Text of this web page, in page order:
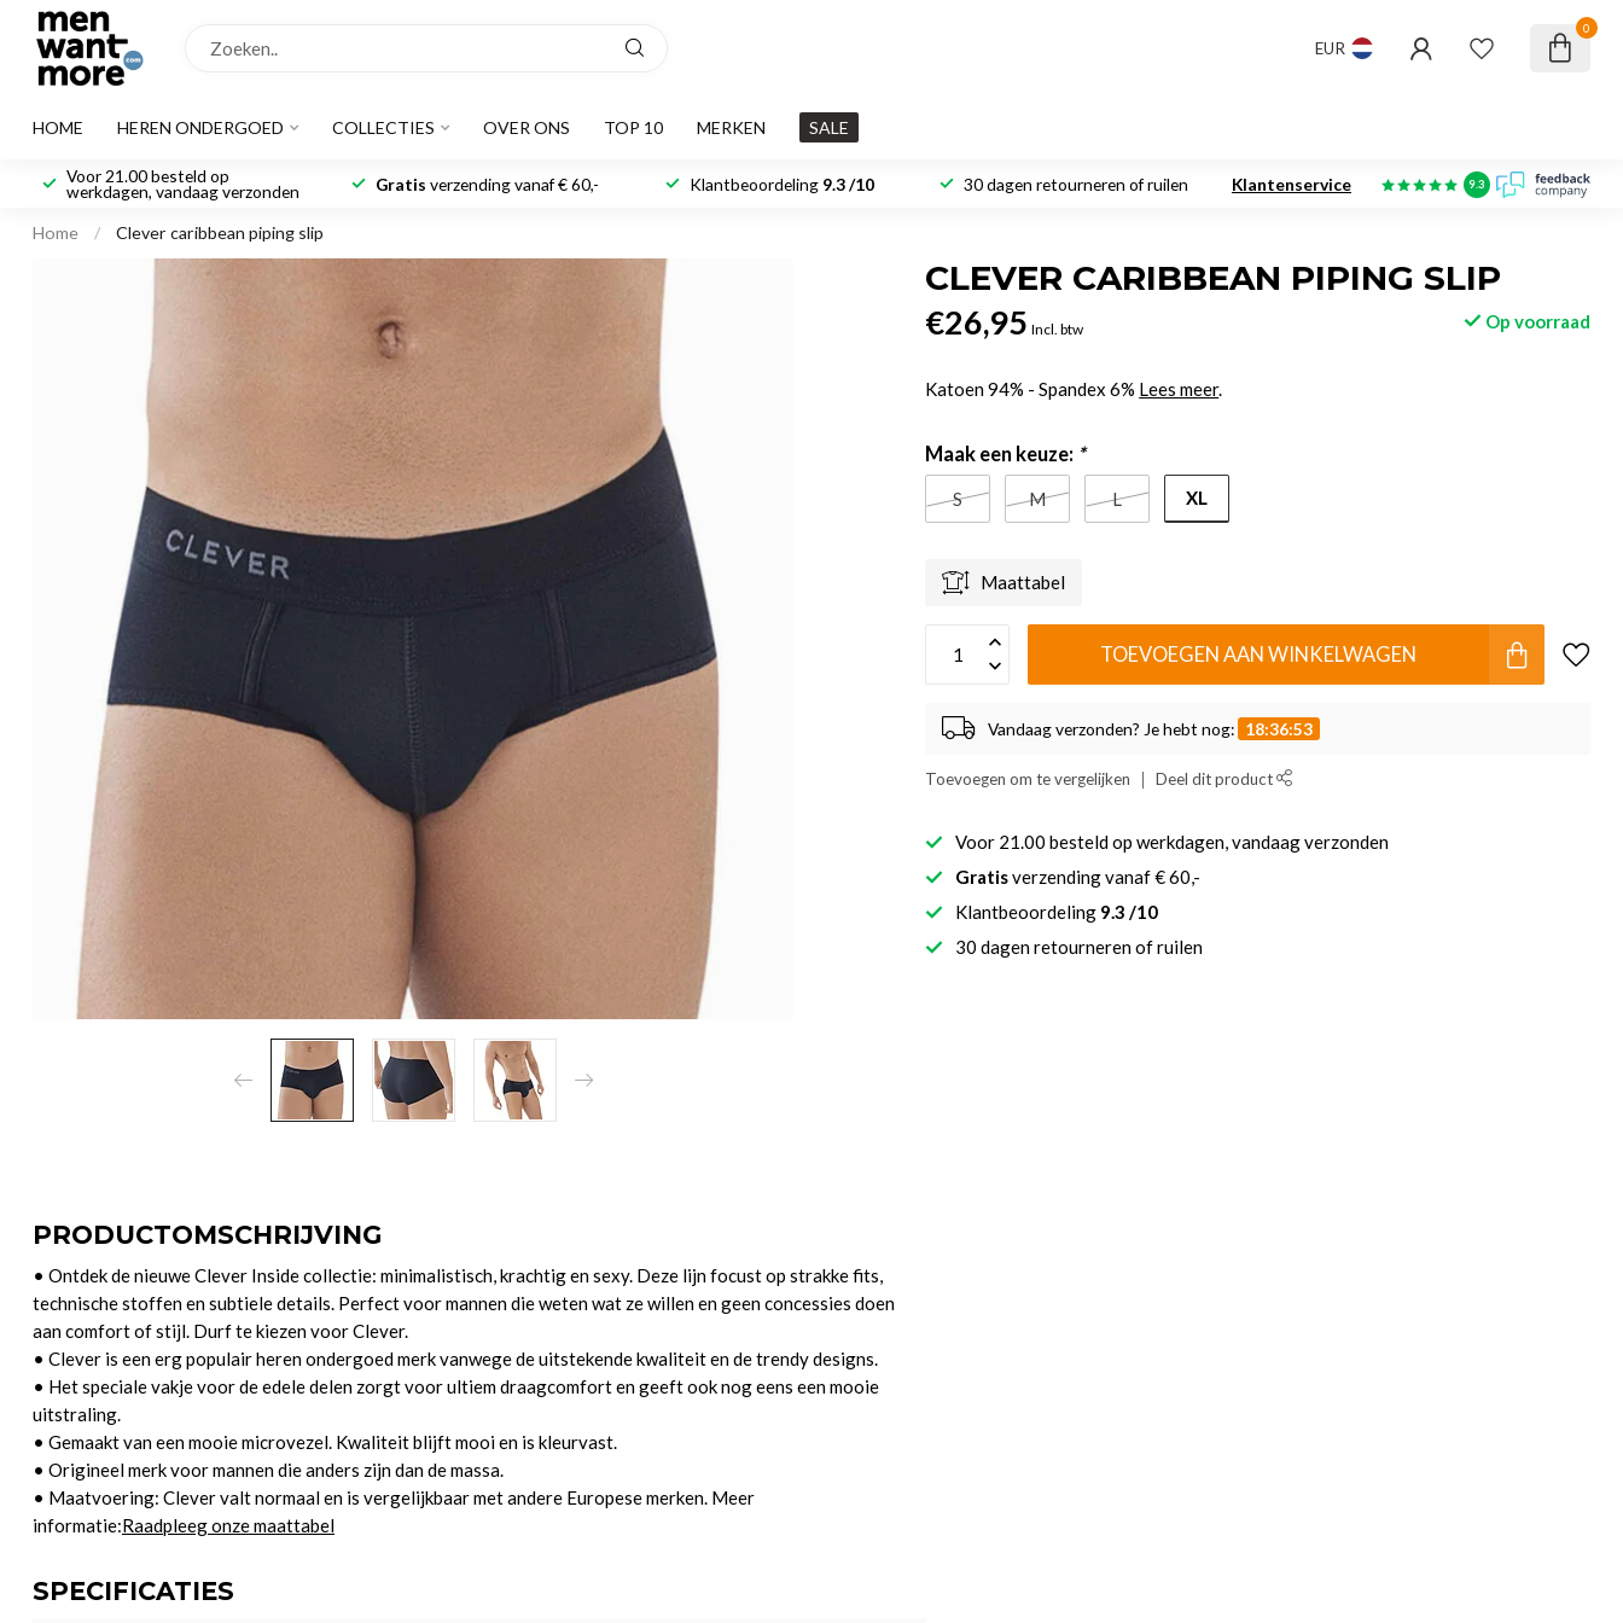
EUR
0
HOME HEREN ONDERGOED COLLECTIES OVER ONS TOP 10 MERKEN SALE
Voor 21.00 besteld op
werkdagen, vandaag verzonden Gratis verzending vanaf € 60,- Klantbeoordeling 9.3 /10 30 dagen retourneren of ruilen Klantenservice 9.3
Home / Clever caribbean piping slip
CLEVER CARIBBEAN PIPING SLIP
€26,95 Incl. btw Op voorraad
Katoen 94% - Spandex 6% Lees meer.
Maak een keuze: *
S M L XL
Maattabel
TOEVOEGEN AAN WINKELWAGEN
Vandaag verzonden? Je hebt nog: 18:36:52
Toevoegen om te vergelijken Deel dit product
Voor 21.00 besteld op werkdagen, vandaag verzonden
Gratisverzending vanaf € 60,-
Klantbeoordeling 9.3 /10
30 dagen retourneren of ruilen
PRODUCTOMSCHRIJVING
• Ontdek de nieuwe Clever Inside collectie: minimalistisch, krachtig en sexy. Deze lijn focust op strakke fits,
technische stoffen en subtiele details. Perfect voor mannen die weten wat ze willen en geen concessies doen
aan comfort of stijl. Durf te kiezen voor Clever.
• Clever is een erg populair heren ondergoed merk vanwege de uitstekende kwaliteit en de trendy designs.
• Het speciale vakje voor de edele delen zorgt voor ultiem draagcomfort en geeft ook nog eens een mooie
uitstraling.
• Gemaakt van een mooie microvezel. Kwaliteit blijft mooi en is kleurvast.
• Origineel merk voor mannen die anders zijn dan de massa.
• Maatvoering: Clever valt normaal en is vergelijkbaar met andere Europese merken. Meer
informatie:Raadpleeg onze maattabel
SPECIFICATIES